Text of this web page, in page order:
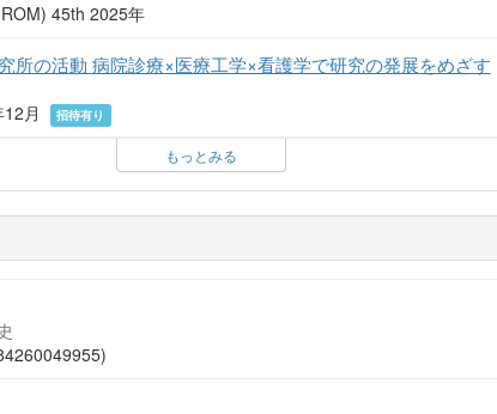
45th 2025年
所の活動 病院診療×医療工学×看護学で研究の発展をめざす
月
招待有り
もっとみる